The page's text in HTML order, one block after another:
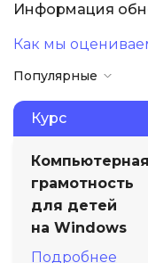
Информация
Как мы
Популярные
Курс
Компьютерная
грамотность
для детей
на Windows
Подробнее
Дизайн
Soft Skills